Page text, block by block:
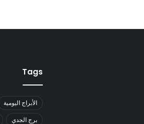
Tags
الأبراج اليومية
برج الجدي